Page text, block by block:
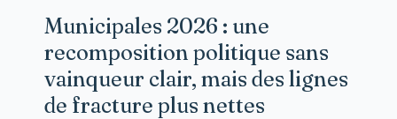
Municipales 2026 : une
recomposition politique sans
vainqueur clair, mais des lignes
de fracture plus nettes